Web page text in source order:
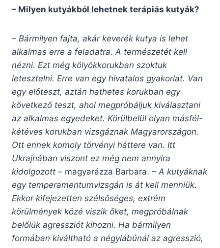
– Milyen kutyákból lehetnek terápiás kutyák?
– Bármilyen fajta, akár keverék kutya is lehet
alkalmas erre a feladatra. A természetét kell
nézni. Ezt még kölyökkorukban szoktuk
letesztelni. Erre van egy hivatalos gyakorlat. Van
egy előteszt, aztán hathetes korukban egy
következő teszt, ahol megpróbáljuk kiválasztani
az alkalmas egyedeket. Körülbelül olyan másfél-
kétéves korukban vizsgáznak Magyarországon.
Ott ennek komoly törvényi háttere van. Itt
Ukrajnában viszont ez még nem annyira
kidolgozott – magyarázza Barbara. – A kutyáknak
egy temperamentumvizsgán is át kell menniük.
Ekkor kifejezetten szélsőséges, extrém
körülmények közé viszik őket, megpróbálnak
belőlük agressziót kihozni. Ha bármilyen
formában kiváltható a négylábúnál az agresszió,